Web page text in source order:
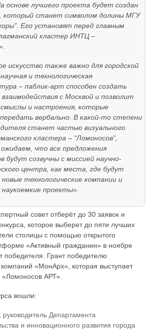
основе лучшего проекта будет создан
который станет символом долины МГУ
Его установят перед главным
кластер ИНТЦ –
искусство также важно для городской
и технологическая
– паблик-арт способен создать
с Москвой и позволит
и настроения, которые
вербально. В какой-то степени
станет частью визуального
кластера – “Ломоносов”,
что все предложения
будут созвучны с миссией научно-
центра, как места, где будут
новые технологические компании и
наукоемкие проекты».
совет отберёт до 30 заявок и
которое выберет до пяти лучших
столицы с помощью открытого
«Активный гражданин» в ноябре
победителя. Грант победителю
компаний «МонАрх», которая выступает
«Ломоносов АРТ».
вошли:
Департамента
и инновационного развития города